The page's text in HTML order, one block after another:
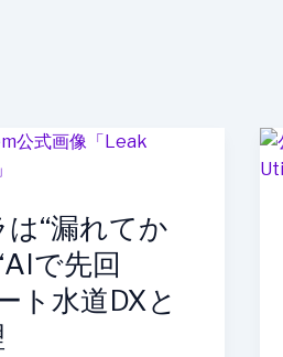
“漏れてか
で先回
ト水道DXと